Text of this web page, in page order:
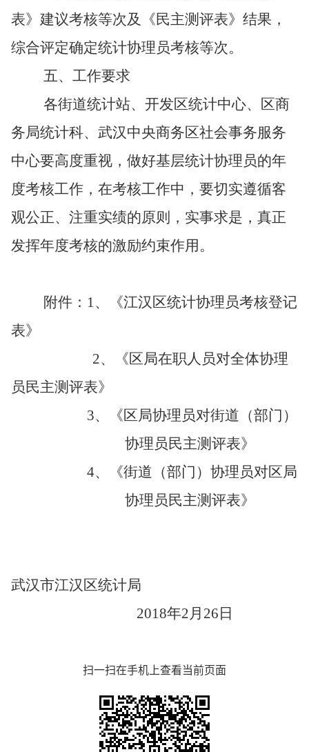
表》 建议考核等次及《民主测评表》 结果，
综合评定确定统计协理员考核等次。
五、工作要求
各街道统计站、开发区统计中心、区商
务局统计科、武汉中央商务区社会事务服务
中心要高度重视，做好基层统计协理员的年
度考核工作，在考核工作中，要切实遵循客
观公正、注重实绩的原则，实事求是，真正
发挥年度考核的激励约束作用。
附件： 1、《江汉区统计协理员考核登记
表》
2、《区局在职人员对全体协理
员 民主测评表》
3、《区局协理员对街道（部门）
协理员 民主测评表》
4、《街道（部门） 协理员对区局
协理员 民主测评表》
武汉市江汉区统计局
2018年2月 26 日
扫一扫在手机上查看当前页面